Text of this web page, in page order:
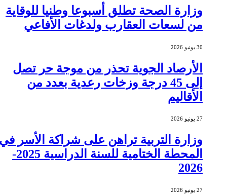
وزارة الصحة تطلق أسبوعا وطنيا للوقاية
من لسعات العقارب ولدغات الأفاعي
30 يونيو 2026
الأرصاد الجوية تحذر من موجة حر تصل
إلى 45 درجة وزخات رعدية بعدد من
الأقاليم
27 يونيو 2026
وزارة التربية تراهن على شراكة الأسر في
المحطة الختامية للسنة الدراسية 2025-
2026
27 يونيو 2026